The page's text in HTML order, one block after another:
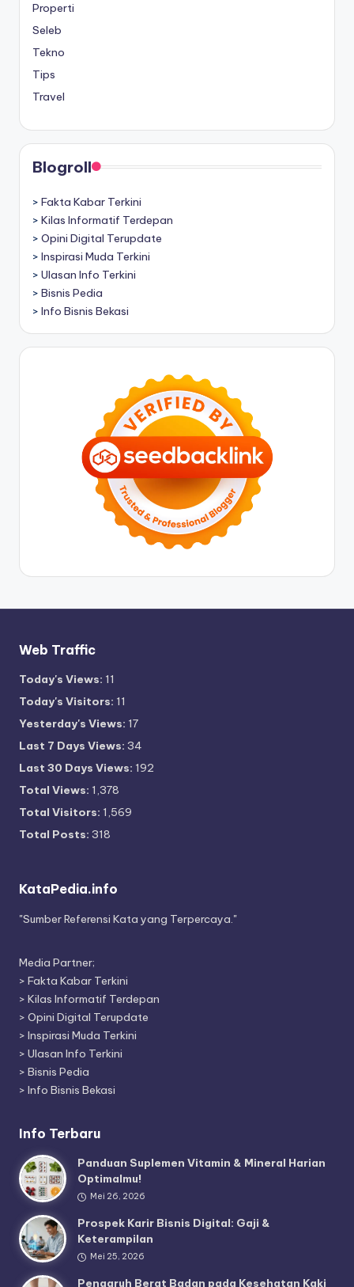
Properti
Seleb
Tekno
Tips
Travel
Blogroll
> Fakta Kabar Terkini
> Kilas Informatif Terdepan
> Opini Digital Terupdate
> Inspirasi Muda Terkini
> Ulasan Info Terkini
> Bisnis Pedia
> Info Bisnis Bekasi
Web Traffic
Today's Views: 11
Today's Visitors: 11
Yesterday's Views: 17
Last 7 Days Views: 34
Last 30 Days Views: 192
Total Views: 1,378
Total Visitors: 1,569
Total Posts: 318
KataPedia.info
"Sumber Referensi Kata yang Terpercaya."
Media Partner;
> Fakta Kabar Terkini
> Kilas Informatif Terdepan
> Opini Digital Terupdate
> Inspirasi Muda Terkini
> Ulasan Info Terkini
> Bisnis Pedia
> Info Bisnis Bekasi
Info Terbaru
Panduan Suplemen Vitamin & Mineral Harian
Optimalmu!
Mei 26, 2026
Prospek Karir Bisnis Digital: Gaji &
Keterampilan
Mei 25, 2026
Pengaruh Berat Badan pada Kesehatan Kaki